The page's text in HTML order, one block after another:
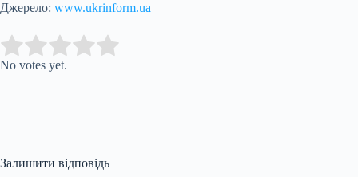
Джерело: www.ukrinform.ua
Rate this item:
No votes yet.
Залишити відповідь